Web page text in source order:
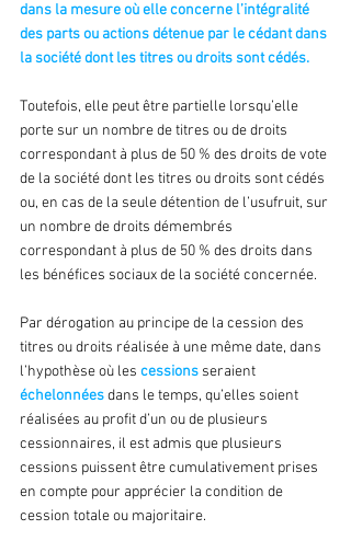
dans la mesure où elle concerne l’intégralité
des parts ou actions détenue par le cédant dans
la société dont les titres ou droits sont cédés.
Toutefois, elle peut être partielle lorsqu’elle
porte sur un nombre de titres ou de droits
correspondant à plus de 50 % des droits de vote
de la société dont les titres ou droits sont cédés
ou, en cas de la seule détention de l’usufruit, sur
un nombre de droits démembrés
correspondant à plus de 50 % des droits dans
les bénéfices sociaux de la société concernée.
Par dérogation au principe de la cession des
titres ou droits réalisée à une même date, dans
l’hypothèse où les cessions seraient
échelonnées dans le temps, qu’elles soient
réalisées au profit d’un ou de plusieurs
cessionnaires, il est admis que plusieurs
cessions puissent être cumulativement prises
en compte pour apprécier la condition de
cession totale ou majoritaire.